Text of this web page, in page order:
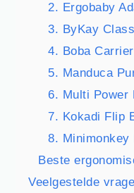
2. Ergobaby
3. ByKay
4. Boba
5. Manduca
6. Multi Power
7. Kokadi Flip
8. Minimonkey
Beste
Veelgestelde